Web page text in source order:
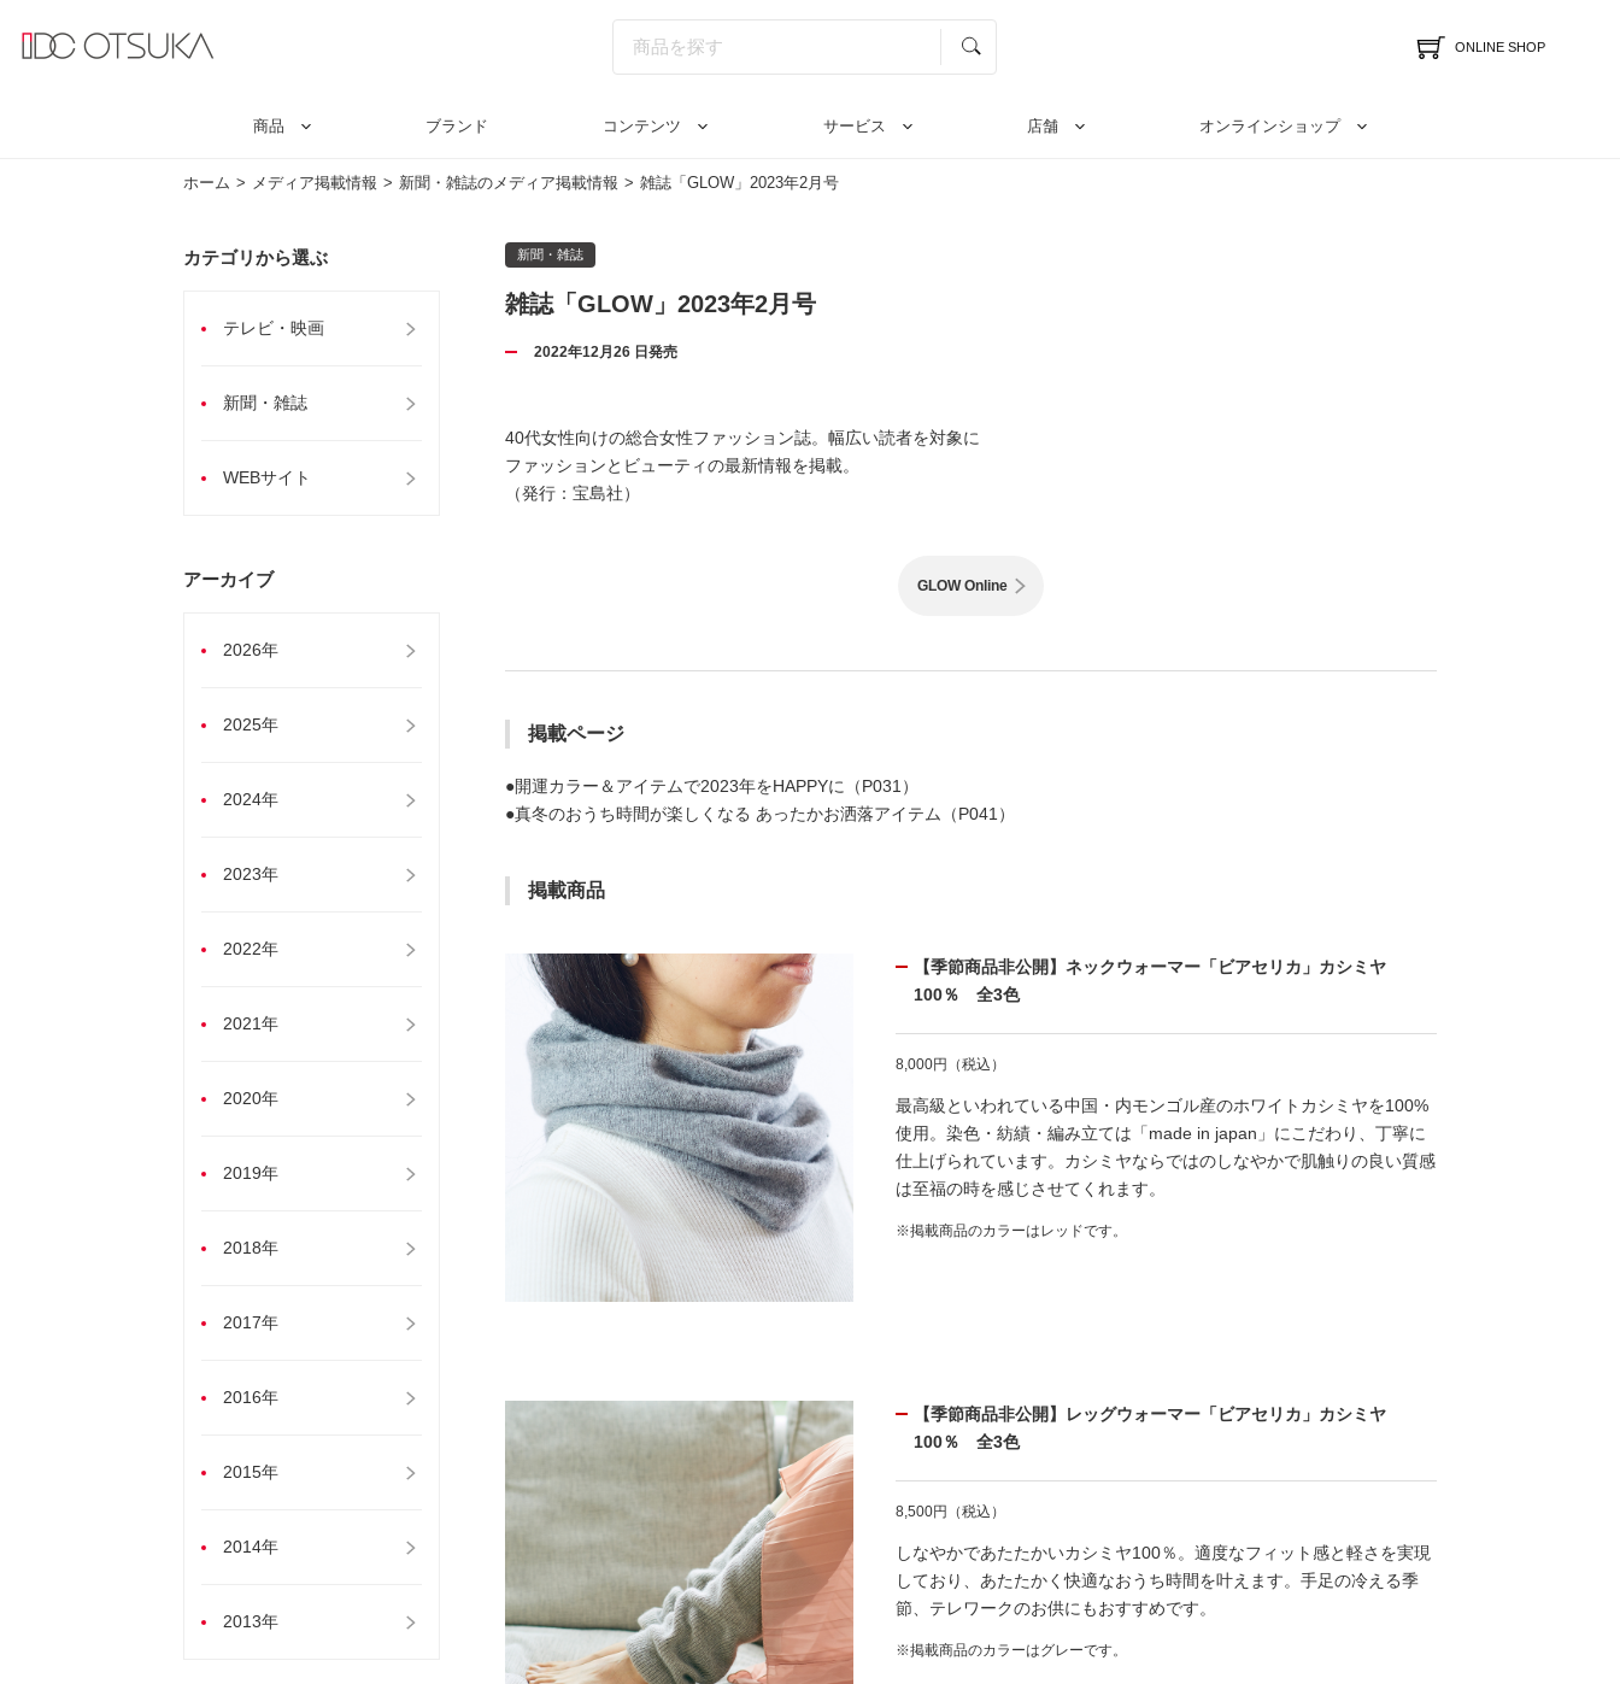
ONLINE SHOP
商品 ブランド コンテンツ サービス 店舗 オンラインショップ
ホーム メディア掲載情報 新聞・雑誌のメディア掲載情報 雑誌「GLOW」2023年2月号
カテゴリから選ぶ
テレビ・映画
新聞・雑誌
WEBサイト
アーカイブ
2026年
2025年
2024年
2023年
2022年
2021年
2020年
2019年
2018年
2017年
2016年
2015年
2014年
2013年
新聞・雑誌
雑誌「GLOW」2023年2月号
2022年12月26 日発売
40代女性向けの総合女性ファッション誌。幅広い読者を対象に
ファッションとビューティの最新情報を掲載。
（発行：宝島社）
GLOW Online
掲載ページ
●開運カラー＆アイテムで2023年をHAPPYに（P031）
●真冬のおうち時間が楽しくなる あったかお洒落アイテム（P041）
掲載商品
【季節商品非公開】ネックウォーマー「ビアセリカ」カシミヤ
100％ 全3色
8,000円（税込）
最高級といわれている中国・内モンゴル産のホワイトカシミヤを100%
使用。染色・紡績・編み立ては「made in japan」にこだわり、丁寧に
仕上げられています。カシミヤならではのしなやかで肌触りの良い質感
は至福の時を感じさせてくれます。
※掲載商品のカラーはレッドです。
【季節商品非公開】レッグウォーマー「ビアセリカ」カシミヤ
100％ 全3色
8,500円（税込）
しなやかであたたかいカシミヤ100％。適度なフィット感と軽さを実現
しており、あたたかく快適なおうち時間を叶えます。手足の冷える季
節、テレワークのお供にもおすすめです。
※掲載商品のカラーはグレーです。